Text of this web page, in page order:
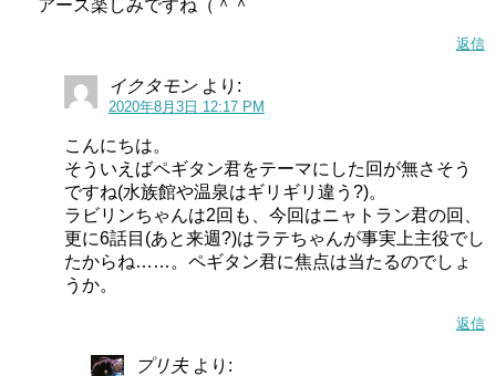
アース楽しみですね（＾＾
返信
イクタモン より:
2020年8月3日 12:17 PM
こんにちは。
そういえばペギタン君をテーマにした回が無さそう
ですね(水族館や温泉はギリギリ違う?)。
ラビリンちゃんは2回も、今回はニャトラン君の回、
更に6話目(あと来週?)はラテちゃんが事実上主役でし
たからね……。ペギタン君に焦点は当たるのでしょ
うか。
返信
プリ夫 より: